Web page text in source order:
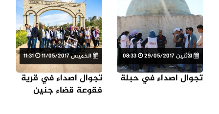
الأثنين 29/05/2017
تجوال اصداء في حبلة
الخميس 11/05/2017
تجوال اصداء في قرية
فقوعة قضاء جنين